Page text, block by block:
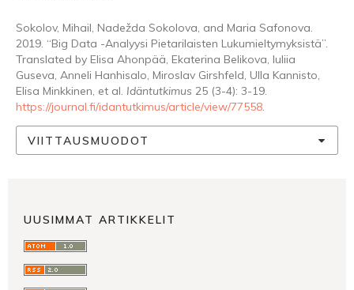
Sokolov, Mihail, Nadežda Sokolova, and Maria Safonova.
2019. “Big Data -Analyysi Pietarilaisten Lukumieltymyksistä”.
Translated by Elisa Ahonpää, Ekaterina Belikova, Iuliia
Guseva, Anneli Hanhisalo, Miroslav Girshfeld, Ulla Kannisto,
Elisa Minkkinen, et al. Idäntutkimus 25 (3-4): 3-19.
https://journal.fi/idantutkimus/article/view/77558.
VIITTAUSMUODOT
UUSIMMAT ARTIKKELIT